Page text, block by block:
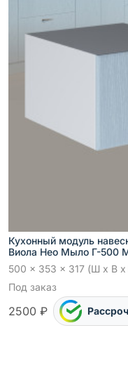
Кухонный модуль
Виола Нео Мыло Г-500
500 x 353 x 317 (Ш x В x
Под заказ
2500 ₽